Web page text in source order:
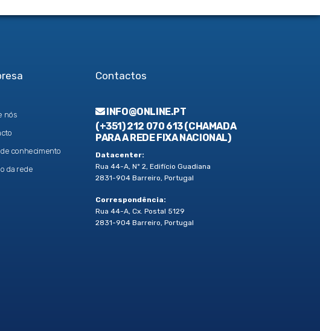
nós
conhecimento
da rede
Contactos
INFO@ONLINE.PT
(+351) 212 070 613 (CHAMADA
PARA A REDE FIXA NACIONAL)
Datacenter:
Rua 44-A, Nº 2, Edifício Guadiana
2831-904 Barreiro, Portugal
Correspondência:
Rua 44-A, Cx. Postal 5129
2831-904 Barreiro, Portugal